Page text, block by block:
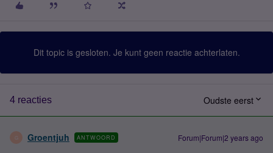
Dit topic is gesloten. Je kunt geen reactie achterlaten.
4 reacties Oudste eerst
G Groentjuh ANTWOORD Forum|Forum|2 years ago